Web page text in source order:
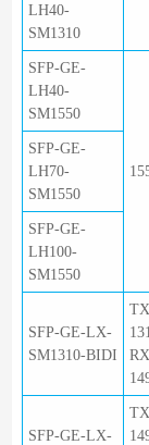
LH40-
SM1310
SFP-GE-
LH40-
SM1550
SFP-GE-
LH70-
SM1550
SFP-GE-
LH100-
SM1550
SFP-GE-LX-
SM1310-BIDI
TX
RX
SFP-GE-LX-
TX